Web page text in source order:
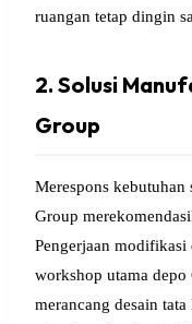
ruangan tetap dingin
2. Solusi
Group
Merespons
Group
Pengerjaan modifikasi
workshop utama
merancang desain